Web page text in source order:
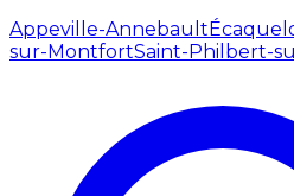
Appeville-Annebault
sur-MontfortSaint-Philbert-